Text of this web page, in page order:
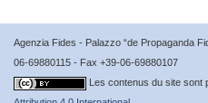
Agenzia Fides - Palazzo “de Propaganda
06-69880115 - Fax +39-06-69880107
Les contenus du site sont